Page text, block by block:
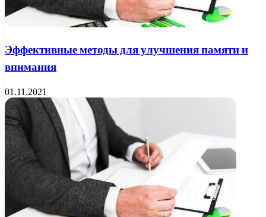
Эффективные методы для улучшения памяти и
внимания
01.11.2021